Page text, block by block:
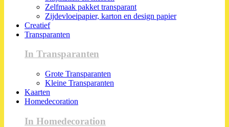
Zelfmaak pakket transparant
Zijdevloeipapier, karton en design papier
Creatief
Transparanten
In Transparanten
Grote Transparanten
Kleine Transparanten
Kaarten
Homedecoration
In Homedecoration